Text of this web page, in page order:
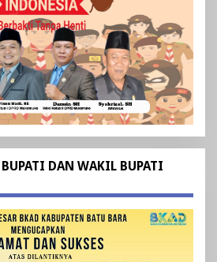
DAN WAKIL BUPATI